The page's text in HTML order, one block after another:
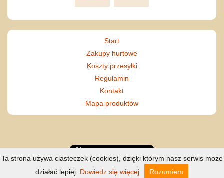
Ta strona używa ciasteczek (cookies), dzięki którym nasz serwis może
działać lepiej. Dowiedz się więcej Rozumiem
Start
Zakupy hurtowe
Koszty przesyłki
Regulamin
Kontakt
Mapa produktów